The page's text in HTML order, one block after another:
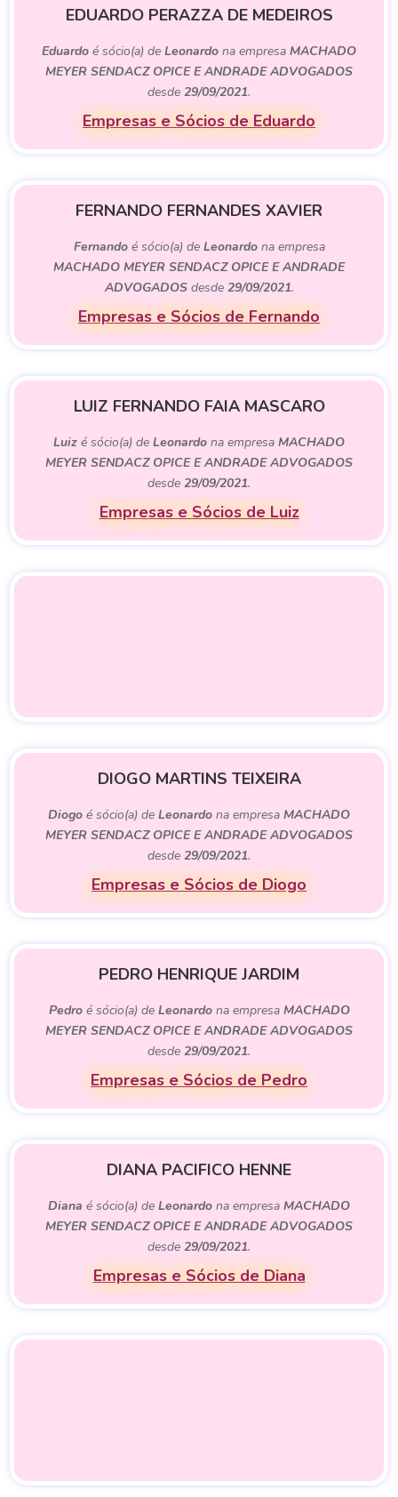
EDUARDO PERAZZA DE MEDEIROS
Eduardo é sócio(a) de Leonardo na empresa MACHADO
MEYER SENDACZ OPICE E ANDRADE ADVOGADOS
desde 29/09/2021.
Empresas e Sócios de Eduardo
FERNANDO FERNANDES XAVIER
Fernandoé sócio(a) de Leonardona empresa
MACHADO MEYER SENDACZ OPICE E ANDRADE
ADVOGADOSdesde 29/09/2021.
Empresas e Sócios de Fernando
LUIZ FERNANDO FAIA MASCARO
Luiz é sócio(a) de Leonardo na empresa MACHADO
MEYER SENDACZ OPICE E ANDRADE ADVOGADOS
desde 29/09/2021.
Empresas e Sócios de Luiz
DIOGO MARTINS TEIXEIRA
Diogo é sócio(a) de Leonardo na empresa MACHADO
MEYER SENDACZ OPICE E ANDRADE ADVOGADOS
desde 29/09/2021.
Empresas e Sócios de Diogo
PEDRO HENRIQUE JARDIM
Pedroé sócio(a) de Leonardona empresa MACHADO
MEYER SENDACZ OPICE E ANDRADE ADVOGADOS
desde 29/09/2021.
Empresas e Sócios de Pedro
DIANA PACIFICO HENNE
Diana é sócio(a) de Leonardo na empresa MACHADO
MEYER SENDACZ OPICE E ANDRADE ADVOGADOS
desde 29/09/2021.
Empresas e Sócios de Diana